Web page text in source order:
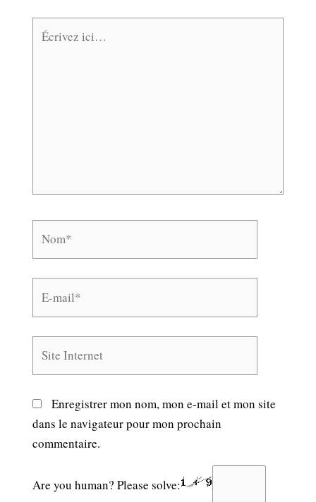
Écrivez
ici…
mail*
Internet
Enregistrer mon nom, mon e-mail et mon site
dans le navigateur pour mon prochain
commentaire.
Are you human? Please solve: